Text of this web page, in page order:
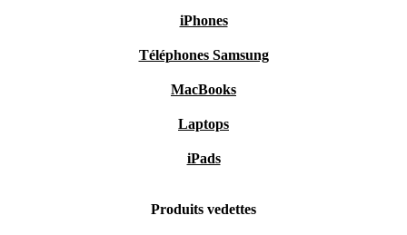
iPhones
Téléphones Samsung
MacBooks
Laptops
iPads
Produits vedettes